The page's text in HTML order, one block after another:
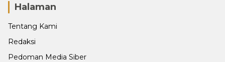
Halaman
Tentang Kami
Redaksi
Pedoman Media Siber